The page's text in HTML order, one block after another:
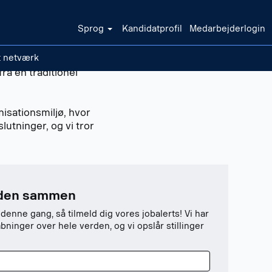
Sprog Kandidatprofil Medarbejderlogin
netværk
en traditionel
hvor
og vi tror
sammen
gang, så tilmeld dig vores jobalerts! Vi har
over hele verden, og vi opslår stillinger